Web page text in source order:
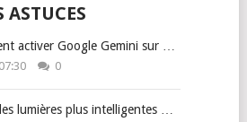
ASTUCES
activer Google Gemini sur …
0
lumières plus intelligentes …